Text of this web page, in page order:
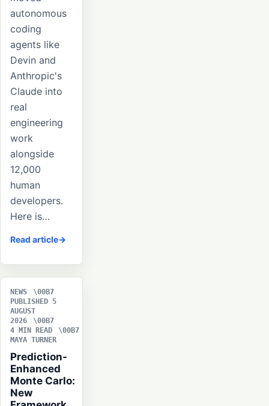
autonomous
coding
agents like
Devin and
Anthropic's
Claude into
real
engineering
work
alongside
12,000
human
developers.
Here is…
Read article
NEWS
PUBLISHED 5
AUGUST
2026
4 MIN READ
MAYA TURNER
Prediction-
Enhanced
Monte Carlo:
New